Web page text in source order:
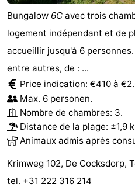
Nature
Schoorlse
Duinen
-
Bergen
aan
Zee
-
Bergen
-
Alkmaar
-
Egmond
Zee
-
duinreservaat
Wijk
-
Bungalow 6C avec trois
logement indépendant et de
accueillir jusqu'à 6
entre autres, de : ...
Price indication: €410 à
Max. 6 personen.
Nombre de chambres: 3.
Distance de la plage: ±1,9
Animaux admis après
Krimweg 102, De Cocksdorp,
tel. +31 222 316 214